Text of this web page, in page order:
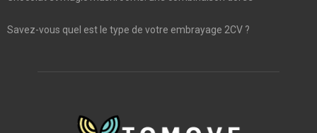
Savez-vous quel est le type de votre embrayage 2CV ?